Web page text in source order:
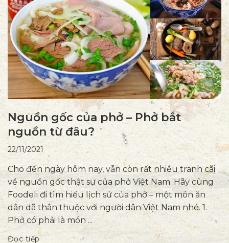
Nguồn gốc của phở – Phở bắt
nguồn từ đâu?
22/11/2021
Cho đến ngày hôm nay, vẫn còn rất nhiều tranh cãi
về nguồn gốc thật sự của phở Việt Nam. Hãy cùng
Foodeli đi tìm hiểu lịch sử của phở – một món ăn
dân dã thân thuộc với người dân Việt Nam nhé. 1.
Phở có phải là món ...
Đọc tiếp